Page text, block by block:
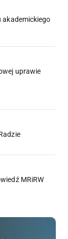
akademickiego
uprawie
MRiRW